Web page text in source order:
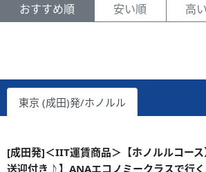
おすすめ順 安い順 高
東京 (成田)発/ホノルル
[成田発]＜IIT運賃商品＞【ホノルルコー
送迎付き♪】ANAエコノミークラスで行